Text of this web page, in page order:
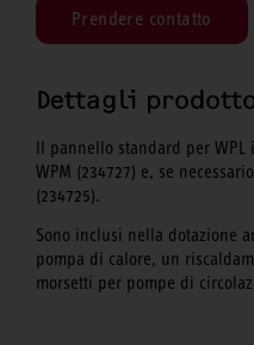
Prendere contatto
Dettagli
Il pannello standard per
WPM (234727) e, se
(234725).
Sono inclusi nella dotazione
pompa di calore, un
morsetti per pompe di